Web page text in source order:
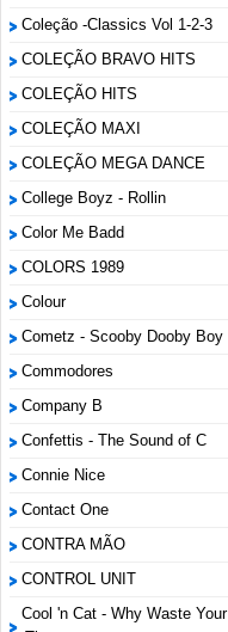
Coleção -Classics Vol 1-2-3
COLEÇÃO BRAVO HITS
COLEÇÃO HITS
COLEÇÃO MAXI
COLEÇÃO MEGA DANCE
College Boyz ‎- Rollin
Color Me Badd
COLORS 1989
Colour
Cometz - Scooby Dooby Boy
Commodores
Company B
Confettis - The Sound of C
Connie Nice
Contact One
CONTRA MÃO
CONTROL UNIT
Cool 'n Cat - Why Waste Your